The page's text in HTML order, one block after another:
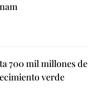
700 mil millones de
verde